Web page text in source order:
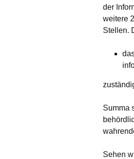
der
weitere
Stellen.
Summa
Sehen